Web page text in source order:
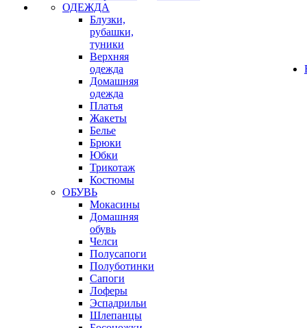
ОДЕЖДА
Блузки,
рубашки,
туники
Верхняя
одежда
Домашняя
одежда
Платья
Жакеты
Белье
Брюки
Юбки
Трикотаж
Костюмы
ОБУВЬ
Мокасины
Домашняя
обувь
Челси
Полусапоги
Полуботинки
Сапоги
Лоферы
Эспадрильи
Шлепанцы